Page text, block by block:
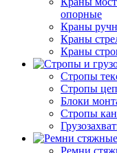
опорные
Краны
Краны
Краны
Стропы
Стропы
Блоки
Стропы
Ремни